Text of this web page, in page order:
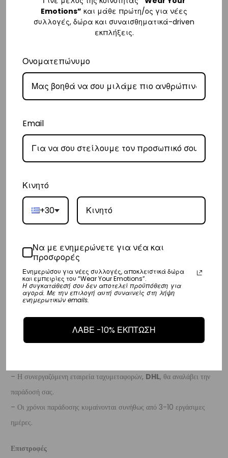
– Για παραγγελίες κάτω των €80, υπάρχει σταθερή χρέωση εξόδων
αποστολής στα€3.
– Η συνεργαζόμενη εταιρεία ταχυμεταφορών,
– Οι χρόνοι παράδοσης συνήθως κυμαίνονται από 1-3 εργάσιμες
ημέρες.
– Προσφέρουμε επίσης αντικαταβολή για παραγγελίες σε όλη την
– Τα έξοδα αποστολής για Κύπρο είναι στα
την παράδοσή σας.
– Οι χρόνοι παράδοσης κυμαίνονται συνήθως από 2-7 εργάσιμες
Ευρώπη
– Τα έξοδα αποστολής για όλο την Ευρώπη είναι στα
– Η συνεργαζόμενη εταιρεία ταχυμεταφορών,DHL, θα αναλάβει την
παράδοσή σας.
– Οι χρόνοι παράδοσης κυμαίνονται συνήθως από 3-8 εργάσιμες
ημέρες.
Διεθνή
– Η συνεργαζόμενη εταιρεία ταχυμεταφορών, DHL, θα αναλάβει την
παράδοσή σας.
– Οι χρόνοι παράδοσης κυμαίνονται συνήθως από 3-10 εργάσιμες
ημέρες.
Επιστροφές
Emotions” και μάθε πρώτη/ος για νέες
συλλογές, δώρα και συναισθηματικά-driven
εκπλήξεις.
Ονοματεπώνυμο
Email
Κινητό
+30
Να με ενημερώνετε για νέα και
προσφορές
Ενημερώσου για νέες συλλογές, αποκλειστικά δώρα
και εμπειρίες του “Wear Your Emotions”.
Η συγκατάθεσή σου δεν αποτελεί προϋπόθεση για
αγορά. Με την επιλογή αυτή συναινείς στη λήψη
ενημερωτικών emails.
ΛΑΒΕ -10% ΕΚΠΤΩΣΗ